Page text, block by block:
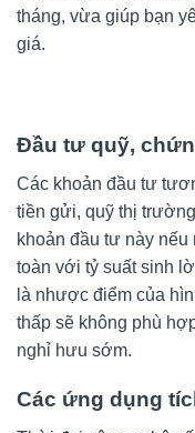
tháng, vừa giúp bạn
giá.
Đầu tư quỹ,
Các khoản đầu tư
tiền gửi, quỹ thị
khoản đầu tư này
toàn với tỷ suất sinh
là nhược điểm của
thấp sẽ không phù
nghỉ hưu sớm.
Các ứng dụng